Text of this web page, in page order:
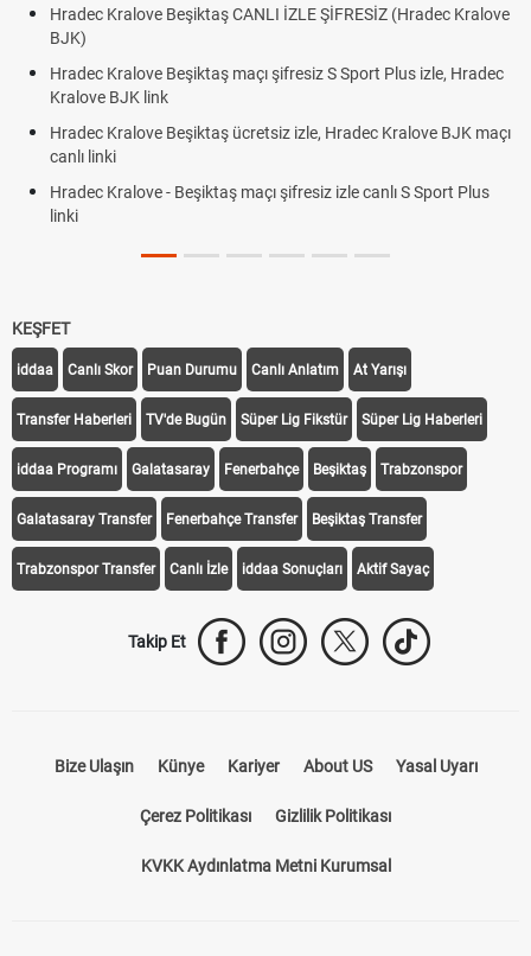
Hradec Kralove Beşiktaş CANLI İZLE ŞİFRESİZ (Hradec Kralove
BJK)
Hradec Kralove Beşiktaş maçı şifresiz S Sport Plus izle, Hradec
Kralove BJK link
Hradec Kralove Beşiktaş ücretsiz izle, Hradec Kralove BJK maçı
canlı linki
Hradec Kralove - Beşiktaş maçı şifresiz izle canlı S Sport Plus
linki
KEŞFET
iddaa Canlı Skor Puan Durumu Canlı Anlatım At Yarışı
Transfer Haberleri TV'de Bugün Süper Lig Fikstür Süper Lig Haberleri
iddaa Programı Galatasaray Fenerbahçe Beşiktaş Trabzonspor
Galatasaray Transfer Fenerbahçe Transfer Beşiktaş Transfer
Trabzonspor Transfer Canlı İzle iddaa Sonuçları Aktif Sayaç
Takip Et
Bize Ulaşın Künye Kariyer About US Yasal Uyarı
Çerez Politikası Gizlilik Politikası
KVKK Aydınlatma Metni Kurumsal